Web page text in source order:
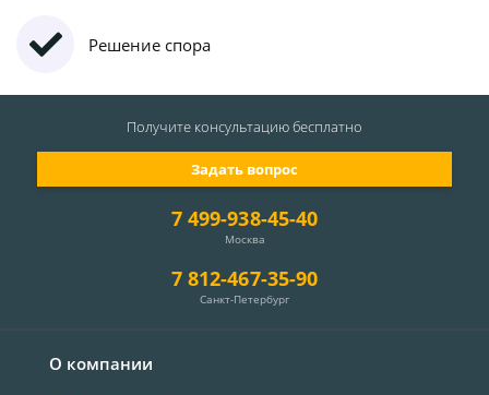
Решение спора
О компании
7 499-938-45-40
Москва
7 812-467-35-90
Санкт-Петербург
Задать вопрос
Получите консультациюбесплатно